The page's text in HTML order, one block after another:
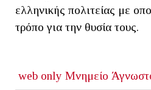
ελληνικής πολιτείας με
τρόπο για την θυσία τους.
web only Μνημείο